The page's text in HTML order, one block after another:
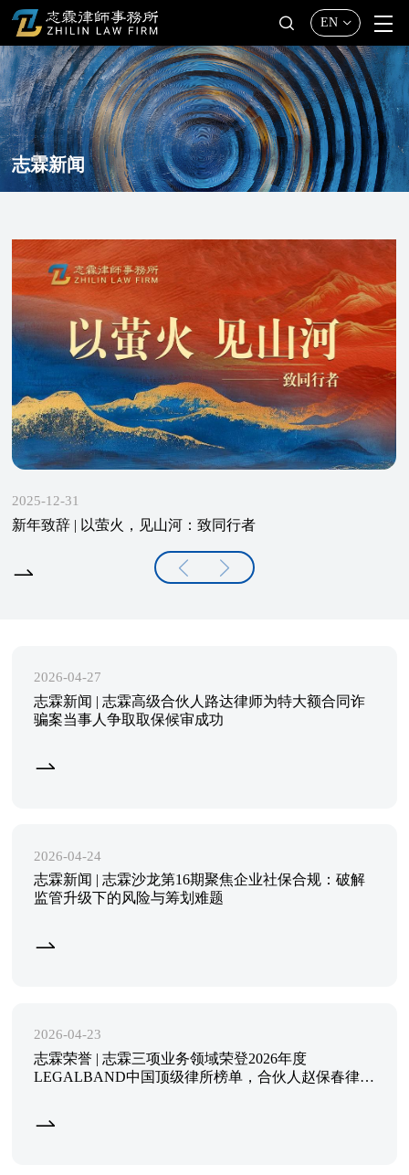
EN
志霖新闻
2025-12-31
新年致辞 | 以萤火，见山河：致同行者
2026-04-27
志霖新闻 | 志霖高级合伙人路达律师为特大额合同诈
骗案当事人争取取保候审成功
2026-04-24
志霖新闻 | 志霖沙龙第16期聚焦企业社保合规：破解
监管升级下的风险与筹划难题
2026-04-23
志霖荣誉 | 志霖三项业务领域荣登2026年度
LEGALBAND中国顶级律所榜单，合伙人赵保春律师